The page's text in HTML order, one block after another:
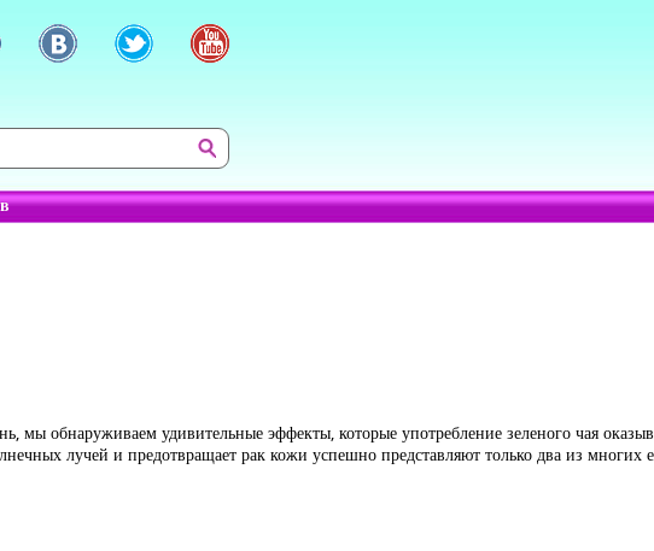
мы обнаруживаем удивительные эффекты, которые употребление зеленого чая
лучей и предотвращает рак кожи успешно представляют только два из многих